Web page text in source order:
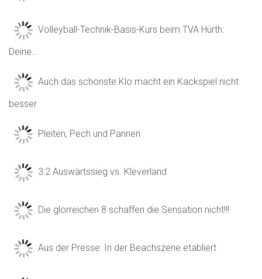
Volleyball-Technik-Basis-Kurs beim TVA Hürth:
Deine…
Auch das schönste Klo macht ein Kackspiel nicht
besser
Pleiten, Pech und Pannen
3:2 Auswärtssieg vs. Kleverland
Die glorreichen 8 schaffen die Sensation nicht!!!
Aus der Presse: In der Beachszene etabliert